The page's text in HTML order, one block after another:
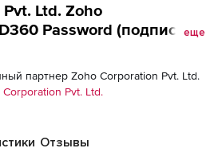
Ltd. Zoho
Password (подписка
Domain Users
еще
партнер Zoho Corporation Pvt. Ltd.
Corporation Pvt. Ltd.
Отзывы